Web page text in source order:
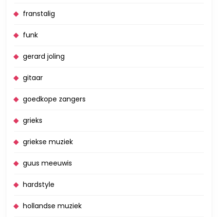
franstalig
funk
gerard joling
gitaar
goedkope zangers
grieks
griekse muziek
guus meeuwis
hardstyle
hollandse muziek